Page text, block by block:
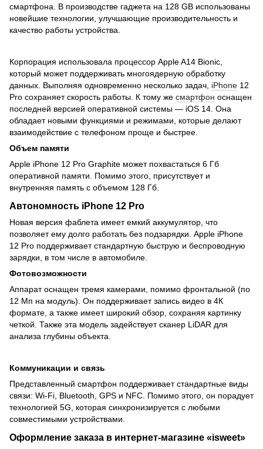
смартфона. В производстве гаджета на 128 GB использованы
новейшие технологии, улучшающие производительность и
качество работы устройства.
Корпорация использовала процессор Apple A14 Bionic,
который может поддерживать многоядерную обработку
данных. Выполняя одновременно несколько задач, iPhone 12
Pro сохраняет скорость работы. К тому же смартфон оснащен
последней версией оперативной системы — iOS 14. Она
обладает новыми функциями и режимами, которые делают
взаимодействие с телефоном проще и быстрее.
Объем памяти
Apple iPhone 12 Pro Graphite может похвастаться 6 Гб
оперативной памяти. Помимо этого, присутствует и
внутренняя память с объемом 128 Гб.
Автономность iPhone 12 Pro
Новая версия фаблета имеет емкий аккумулятор, что
позволяет ему долго работать без подзарядки. Apple iPhone
12 Pro поддерживает стандартную быструю и беспроводную
зарядки, в том числе в автомобиле.
Фотовозможности
Аппарат оснащен тремя камерами, помимо фронтальной (по
12 Мп на модуль). Он поддерживает запись видео в 4К
формате, а также имеет широкий обзор, сохраняя картинку
четкой. Также эта модель задействует сканер LiDAR для
анализа глубины объекта.
Коммуникации и связь
Представленный смартфон поддерживает стандартные виды
связи: Wi-Fi, Bluetooth, GPS и NFC. Помимо этого, он порадует
технологией 5G, которая синхронизируется с любыми
совместимыми устройствами.
Оформление заказа в интернет-магазине «isweet»